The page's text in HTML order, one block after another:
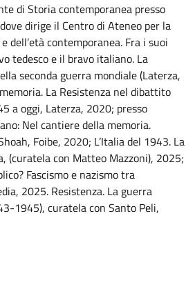
di Storia contemporanea presso
dirige il Centro di Ateneo per la
dell’età contemporanea. Fra i suoi
tedesco e il bravo italiano. La
seconda guerra mondiale (Laterza,
La Resistenza nel dibattito
a oggi, Laterza, 2020; presso
Nel cantiere della memoria.
Foibe, 2020; L’Italia del 1943. La
(curatela con Matteo Mazzoni), 2025;
Fascismo e nazismo tra
2025. Resistenza. La guerra
1945), curatela con Santo Peli,